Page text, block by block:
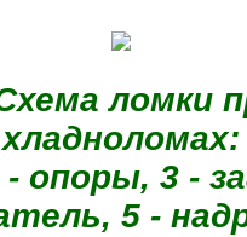
ломки
хладноломах:
- опоры, 3 -
5 -